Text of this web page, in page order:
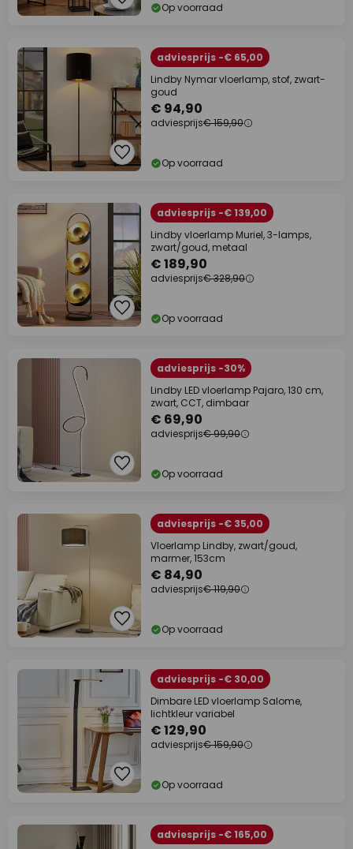
Op voorraad
adviesprijs -€ 65,00
Lindby Nymar vloerlamp, stof, zwart-
goud
€ 94,90
adviesprijs€ 159,90
Op voorraad
adviesprijs -€ 139,00
Lindby vloerlamp Muriel, 3-lamps,
zwart/goud, metaal
€ 189,90
adviesprijs€ 328,90
Op voorraad
adviesprijs -30%
Lindby LED vloerlamp Pajaro, 130 cm,
zwart, CCT, dimbaar
€ 69,90
adviesprijs€ 99,90
Op voorraad
adviesprijs -€ 35,00
Vloerlamp Lindby, zwart/goud,
marmer, 153cm
€ 84,90
adviesprijs€ 119,90
Op voorraad
adviesprijs -€ 30,00
Dimbare LED vloerlamp Salome,
lichtkleur variabel
€ 129,90
adviesprijs€ 159,90
Op voorraad
adviesprijs -€ 165,00